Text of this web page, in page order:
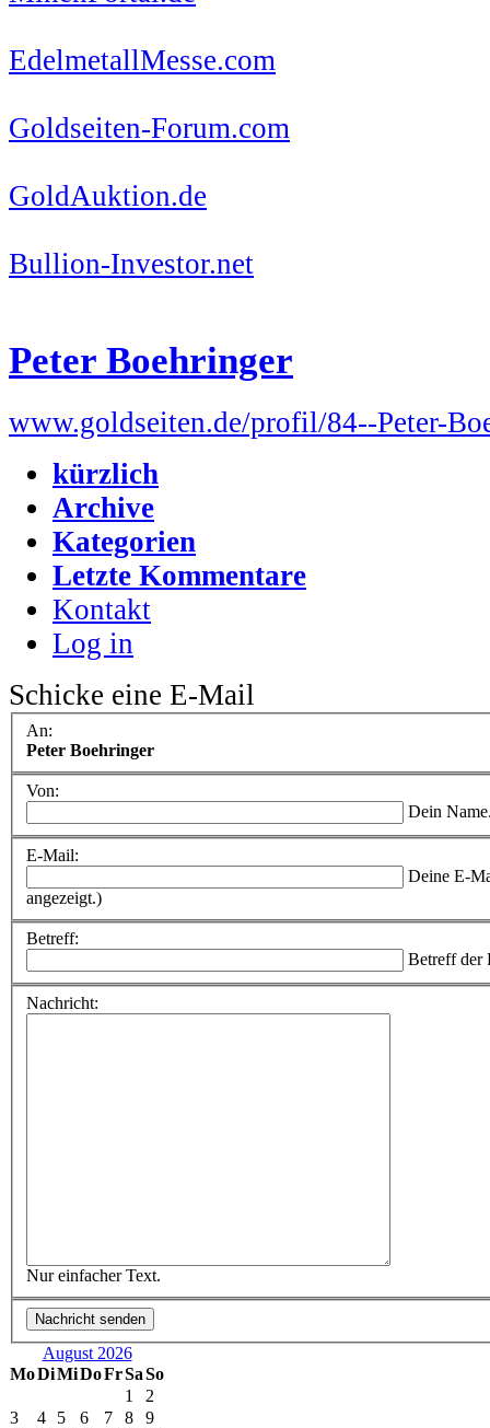
EdelmetallMesse.com
Goldseiten-Forum.com
GoldAuktion.de
Bullion-Investor.net
Peter Boehringer
www.goldseiten.de/profil/84--Peter-
kürzlich
Archive
Kategorien
Letzte Kommentare
Kontakt
Log in
Schicke eine E-Mail
An:
Peter Boehringer
Von:
Dein
E-Mail:
Deine E-
angezeigt.)
Betreff:
Betreff der
Nachricht:
Nur einfacher Text.
August 2026
MoDiMiDoFrSaSo
1
2
3
4 5 6 7 8
9